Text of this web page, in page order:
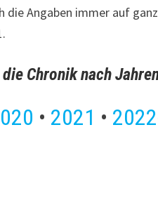
Angaben immer auf
Chronik nach
• 2021 •